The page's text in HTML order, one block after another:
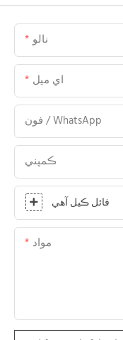
نالو
اي ميل
فون / WhatsApp
ڪمپني
فائل ڪيل آهي
مواد